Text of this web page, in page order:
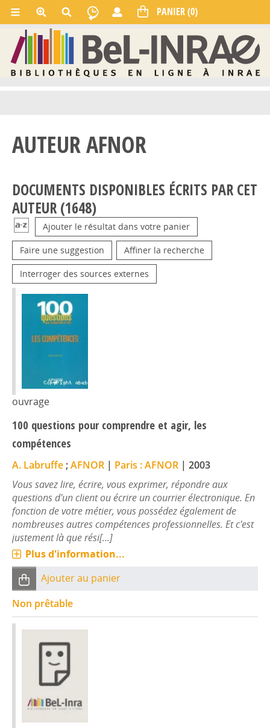
AUTEUR AFNOR
DOCUMENTS DISPONIBLES ÉCRITS PAR CET
AUTEUR (1648)
Ajouter le résultat dans votre panier
Faire une suggestion Affiner la recherche
Interroger des sources externes
ouvrage
100 questions pour comprendre et agir, les
compétences
A. Labruffe ;AFNOR | Paris : AFNOR | 2003
Vous savez lire, écrire, vous exprimer, répondre aux
questions d'un client ou écrire un courrier électronique. En
fonction de votre métier, vous possédez également de
nombreuses autres compétences professionnelles. Et c'est
justement là que rési[...]
Plus d'information...
Ajouter au panier
Non prêtable